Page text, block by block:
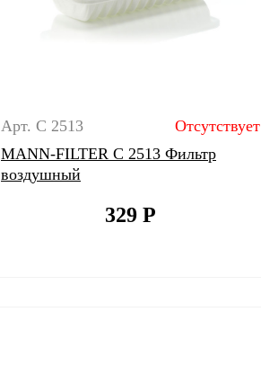
Арт. C 2513
Отсутствует
MANN-FILTER C 2513 Фильтр
воздушный
329 Р